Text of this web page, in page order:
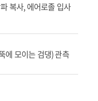
복사, 에어로졸 입사
에 모이는 검댕) 관측